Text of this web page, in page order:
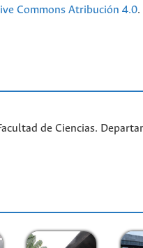
Commons Atribución 4.0.
de Ciencias.